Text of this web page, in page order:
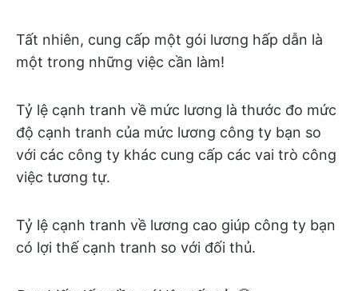
Tất nhiên, cung cấp một gói lương hấp dẫn là
một trong những việc cần làm!
Tỷ lệ cạnh tranh về mức lương là thước đo mức
độ cạnh tranh của mức lương công ty bạn so
với các công ty khác cung cấp các vai trò công
việc tương tự.
Tỷ lệ cạnh tranh về lương cao giúp công ty bạn
có lợi thế cạnh tranh so với đối thủ.